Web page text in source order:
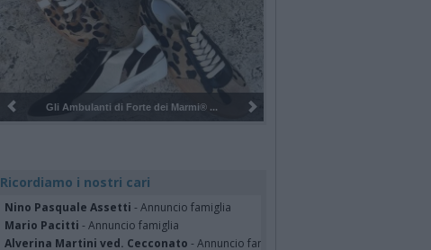
Pulizia del bosco del Rugareto a ...
Ricordiamo i nostri cari
Nino Pasquale Assetti - Annuncio famiglia
Mario Pacitti - Annuncio famiglia
Alverina Martini ved. Cecconato - Annuncio famiglia